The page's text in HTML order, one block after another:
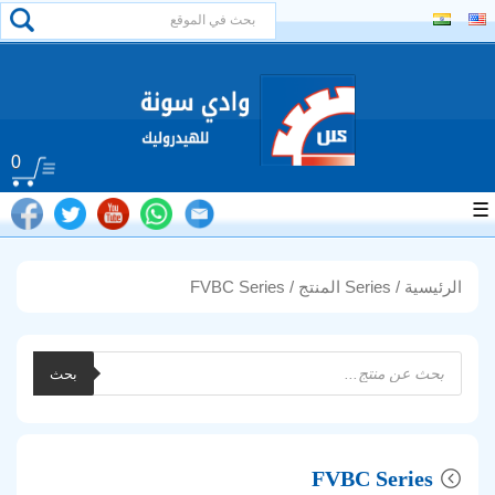
0
☰
الرئيسية / Series المنتج / FVBC Series
Products
بحث
FVBC Series